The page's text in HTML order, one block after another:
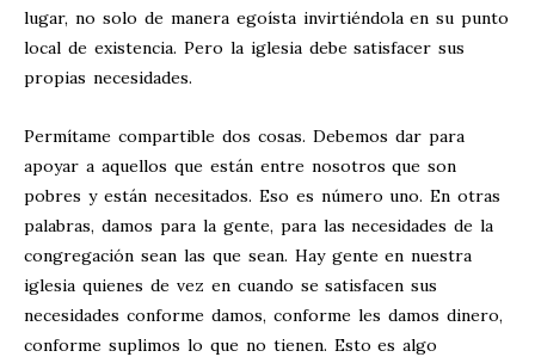
lugar, no solo de manera egoísta invirtiéndola en su punto
local de existencia. Pero la iglesia debe satisfacer sus
propias necesidades.
Permítame compartible dos cosas. Debemos dar para
apoyar a aquellos que están entre nosotros que son
pobres y están necesitados. Eso es número uno. En otras
palabras, damos para la gente, para las necesidades de la
congregación sean las que sean. Hay gente en nuestra
iglesia quienes de vez en cuando se satisfacen sus
necesidades conforme damos, conforme les damos dinero,
conforme suplimos lo que no tienen. Esto es algo